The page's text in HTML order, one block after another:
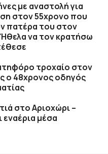
με αναστολή για
στον 55χρονο που
πατέρα του στον
να τον κρατήσω
τροχαίο στον
ο 48χρονος οδηγός
στο Αριοχώρι –
εναέρια μέσα